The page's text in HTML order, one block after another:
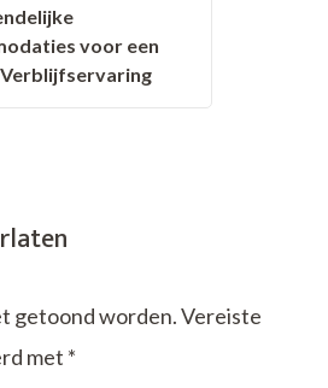
voor een
getoond worden.Vereiste
met *